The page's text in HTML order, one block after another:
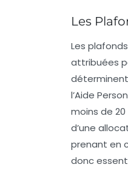
Les
Les
attribuées
l’Aide
moins de
d’une
prenant en
donc